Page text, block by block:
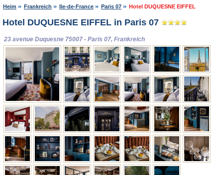
Heim Frankreich Ile-de-France Paris 07 Hotel DUQUESNE EIFFEL
Hotel DUQUESNE EIFFEL in Paris 07
23 avenue Duquesne 75007 - Paris 07, Frankreich